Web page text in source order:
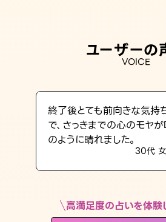
LINE占いを開く
※LINEアプリ内のサービスページへ遷移します
ユーザーの
VOICE
終了後とても前向きな気持
で、さっきまでの心のモヤ
のように晴れました。
30代
高満足度の占いを体験